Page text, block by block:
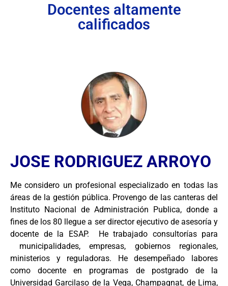
Docentes altamente
calificados
JOSE RODRIGUEZ ARROYO
Me considero un profesional especializado en todas las
áreas de la gestión pública. Provengo de las canteras del
Instituto Nacional de Administración Publica, donde a
fines de los 80 llegue a ser director ejecutivo de asesoría y
docente de la ESAP. He trabajado consultorías para
municipalidades, empresas, gobiernos regionales,
ministerios y reguladoras. He desempeñado labores
como docente en programas de postgrado de la
Universidad Garcilaso de la Vega, Champagnat, de Lima,